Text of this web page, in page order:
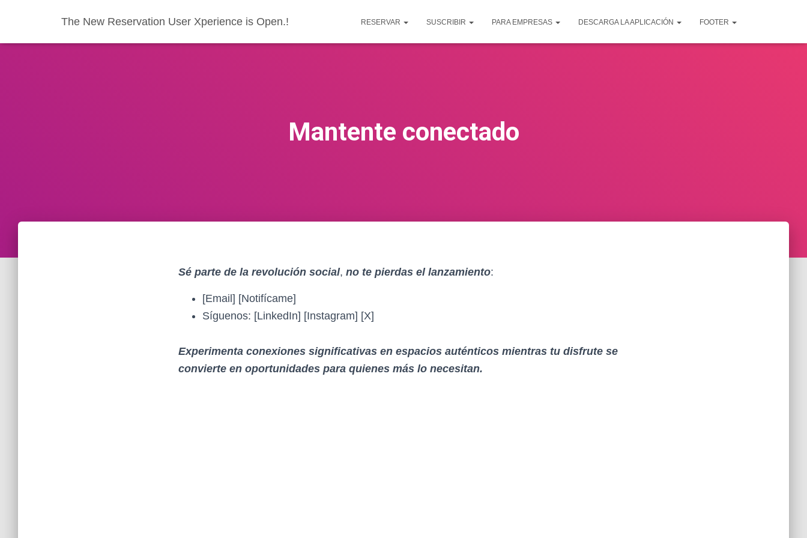
The New Reservation User Xperience is Open.! RESERVAR SUSCRIBIR PARA EMPRESAS DESCARGA LA APLICACIÓN FOOTER
Mantente conectado
Sé parte de la revolución social, no te pierdas el lanzamiento:
[Email] [Notifícame]
Síguenos: [LinkedIn] [Instagram] [X]
Experimenta conexiones significativas en espacios auténticos mientras tu disfrute se
convierte en oportunidades para quienes más lo necesitan.